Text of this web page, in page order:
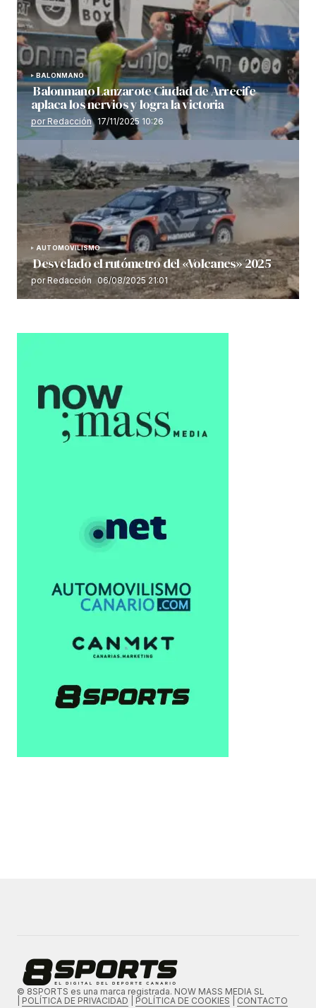
BALONMANO
Balonmano Lanzarote Ciudad de Arrecife
aplaca los nervios y logra la victoria
por Redacción 17/11/2025 10:26
AUTOMOVILISMO
Desvelado el rutómetro del «Volcanes» 2025
por Redacción 06/08/2025 21:01
© 8SPORTS es una marca registrada. NOW MASS MEDIA SL
POLÍTICA DE PRIVACIDAD POLÍTICA DE COOKIES CONTACTO